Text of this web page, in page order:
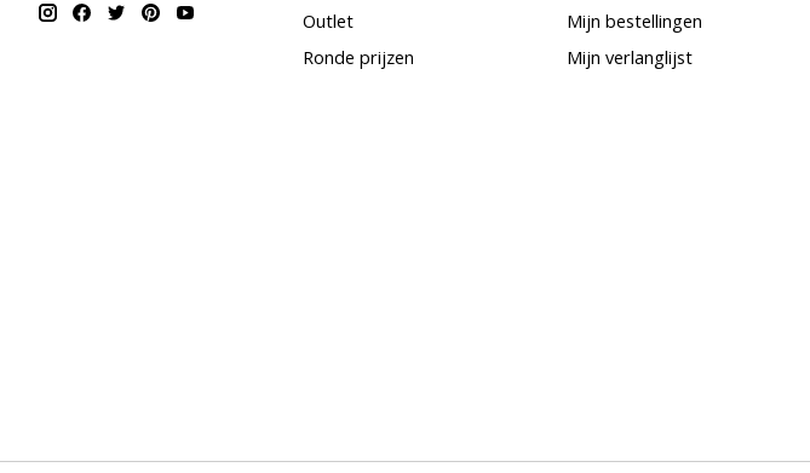
Outlet
Ronde prijzen
Mijn bestellingen
Mijn verlanglijst